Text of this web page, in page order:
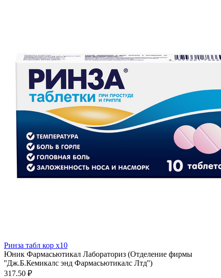
Ринза табл кор x10
Юник Фармасьютикал Лабораториз (Отделение фирмы
''Дж.Б.Кемикалс энд Фармасьютикалс Лтд'')
317.50 ₽